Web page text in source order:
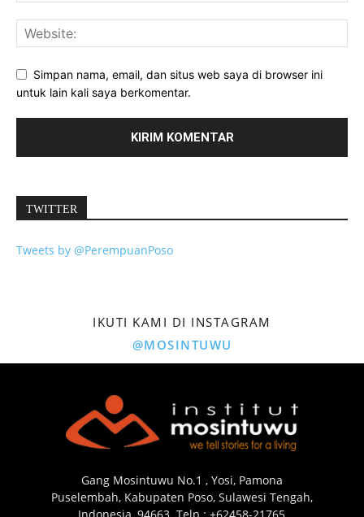
Simpan nama, email, dan situs web saya di browser ini
untuk lain kali saya berkomentar.
TWITTER
Tweets by @PerempuanPoso
IKUTI KAMI DI INSTAGRAM
@MOSINTUWU
Gang Mosintuwu No.1 , Yosi, Pamona
Puselembah, Kabupaten Poso, Sulawesi Tengah,